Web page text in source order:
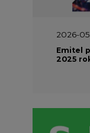
2026-
Emitel
2025